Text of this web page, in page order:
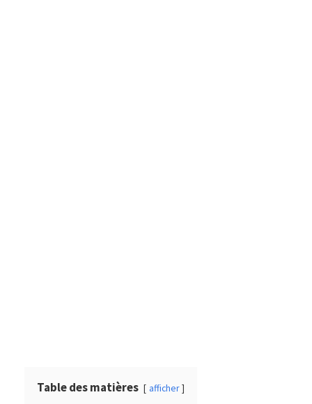
Table des matières afficher